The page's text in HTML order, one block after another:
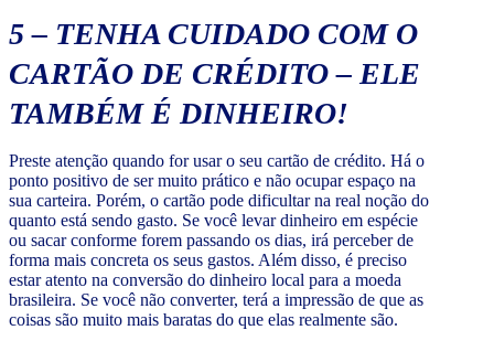
5 – TENHA CUIDADO COM O
CARTÃO DE CRÉDITO – ELE
TAMBÉM É DINHEIRO!
Preste atenção quando for usar o seu cartão de crédito. Há o
ponto positivo de ser muito prático e não ocupar espaço na
sua carteira. Porém, o cartão pode dificultar na real noção do
quanto está sendo gasto. Se você levar dinheiro em espécie
ou sacar conforme forem passando os dias, irá perceber de
forma mais concreta os seus gastos. Além disso, é preciso
estar atento na conversão do dinheiro local para a moeda
brasileira. Se você não converter, terá a impressão de que as
coisas são muito mais baratas do que elas realmente são.